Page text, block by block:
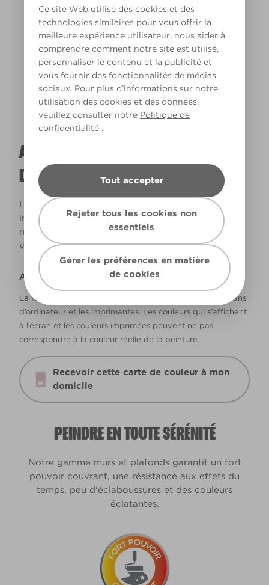
Ce site Web utilise des cookies et des
technologies similaires pour vous offrir la
meilleure expérience utilisateur, nous aider à
comprendre comment notre site est utilisé,
personnaliser le contenu et la publicité et
vous fournir des fonctionnalités de médias
sociaux. Pour plus d’informations sur notre
utilisation des cookies et des données,
veuillez consulter notre Politique de
confidentialité .
Tout accepter
Rejeter tous les cookies non
essentiels
Gérer les préférences en matière
de cookies
Lumière chaude
A QUOI RESSEMBLERA CETTE COULEUR
DANS VOTRE MAISON ?
La lumière naturelle et l’éclairage jouent un rôle
important sur le rendu des couleurs dans votre
maison. Utilisez cet outil pour voir le rendu de
votre couleur en fonction de la lumière.
Avertissement
La façon dont les couleurs s’affichent varie selon les écrans
d’ordinateur et les imprimantes. Les couleurs qui s’affichent
à l’écran et les couleurs imprimées peuvent ne pas
correspondre à la couleur réelle de la peinture.
Recevoir cette carte de couleur à mon
domicile
PEINDRE EN TOUTE SÉRÉNITÉ
Notre gamme murs et plafonds garantit un fort
pouvoir couvrant, une résistance aux effets du
temps, peu d'éclaboussures et des couleurs
éclatantes.